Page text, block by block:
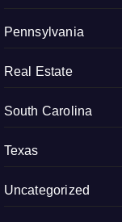
Pennsylvania
Real Estate
South Carolina
Texas
Uncategorized